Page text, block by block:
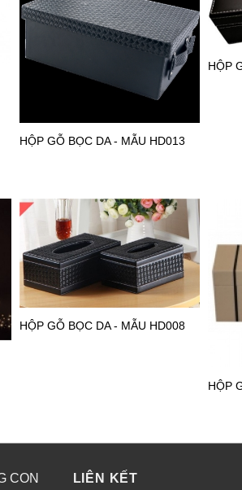
HỘP GỖ BỌC DA - MẪU HD013
HỘP
HỘP GỖ BỌC DA - MẪU HD008
HỘP
CON LIÊN KẾT